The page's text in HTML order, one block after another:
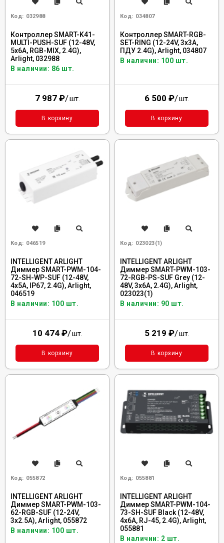
Код: 032988
Контроллер SMART-K41-
MULTI-PUSH-SUF (12-48V,
5x6A, RGB-MIX, 2.4G),
Arlight, 032988
В наличии: 86 шт.
7 987 ₽/шт.
В корзину
Код: 034807
Контроллер SMART-RGB-
SET-RING (12-24V, 3x3A,
ПДУ 2.4G), Arlight, 034807
В наличии: 100 шт.
6 500 ₽/шт.
В корзину
Код: 046519
INTELLIGENT ARLIGHT
Диммер SMART-PWM-104-
72-SH-WP-SUF (12-48V,
4x5A, IP67, 2.4G), Arlight,
046519
В наличии: 100 шт.
10 474 ₽/шт.
В корзину
Код: 023023(1)
INTELLIGENT ARLIGHT
Диммер SMART-PWM-103-
72-RGB-PS-SUF Grey (12-
48V, 3x6A, 2.4G), Arlight,
023023(1)
В наличии: 90 шт.
5 219 ₽/шт.
В корзину
Код: 055872
INTELLIGENT ARLIGHT
Диммер SMART-PWM-103-
62-RGB-SUF (12-24V,
3x2.5A), Arlight, 055872
В наличии: 100 шт.
Код: 055881
INTELLIGENT ARLIGHT
Диммер SMART-PWM-104-
73-SH-SUF Black (12-48V,
4x6A, RJ-45, 2.4G), Arlight,
055881
В наличии: 2 шт.